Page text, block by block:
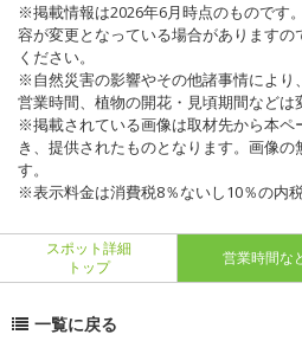
※掲載情報は2026年6月時点のものです
容が変更となっている場合があります
ください。
※自然災害の影響やその他諸事情により
営業時間、植物の開花・見頃期間などは
※掲載されている画像は取材先から本ペ
き、提供されたものとなります。画像
す。
※表示料金は消費税8％ないし10％の内税
スポット詳細
トップ
営業時間な
一覧に戻る